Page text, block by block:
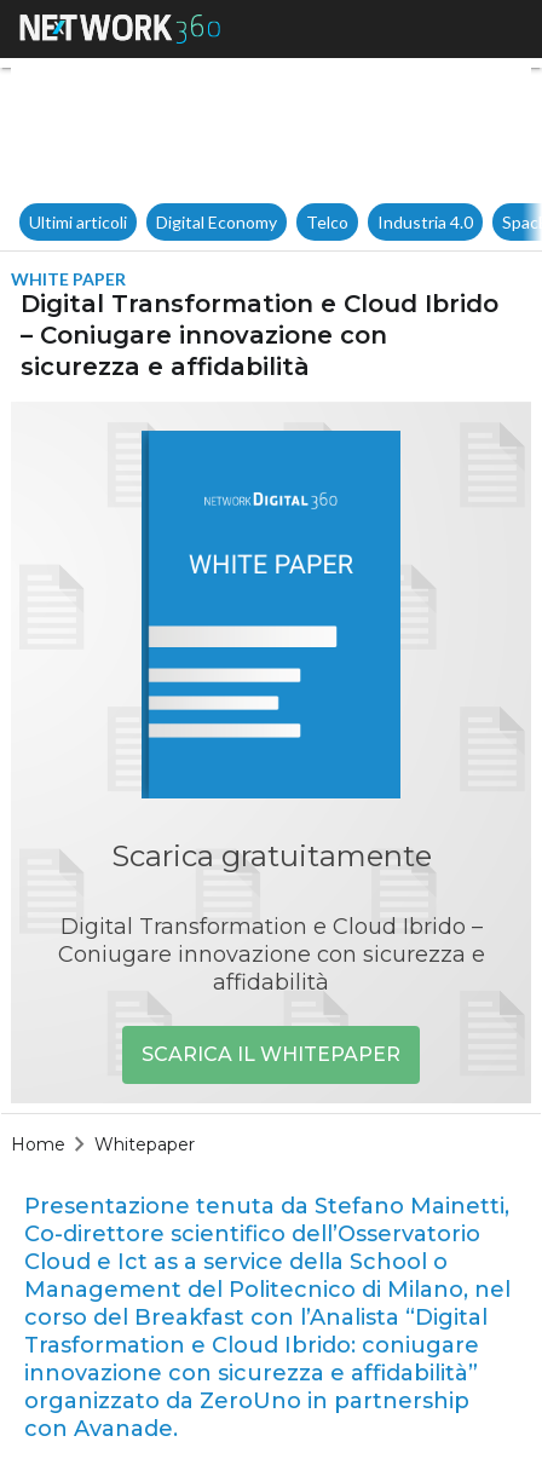
Digital Transformation e
Ultimi articoli Digital Economy Telco Industria 4.0
WHITE PAPER
Digital Transformation e Cloud Ibrido
– Coniugare innovazione con
sicurezza e affidabilità
Scarica gratuitamente
Digital Transformation e Cloud Ibrido –
Coniugare innovazione con sicurezza e
affidabilità
SCARICA IL WHITEPAPER
Home Whitepaper
Presentazione tenuta da Stefano Mainetti,
Co-direttore scientifico dell’Osservatorio
Cloud e Ict as a service della School o
Management del Politecnico di Milano, nel
corso del Breakfast con l’Analista “Digital
Trasformation e Cloud Ibrido: coniugare
innovazione con sicurezza e affidabilità”
organizzato da ZeroUno in partnership
con Avanade.